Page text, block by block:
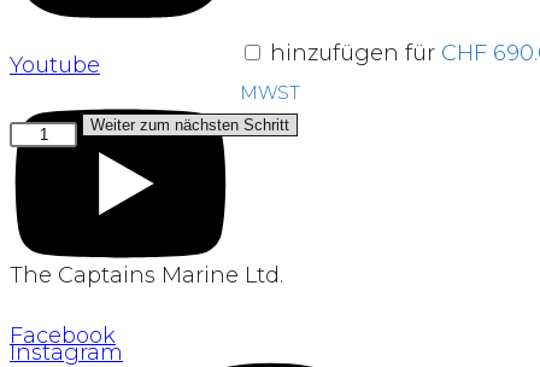
Youtube
Instagram
hinzufügen für CHF
MWST
Elektronik:
Lux
650
(Bundled)
(Teak)
Menge
Weiter zum nächsten Schritt
The Captains Marine Ltd.
Facebook